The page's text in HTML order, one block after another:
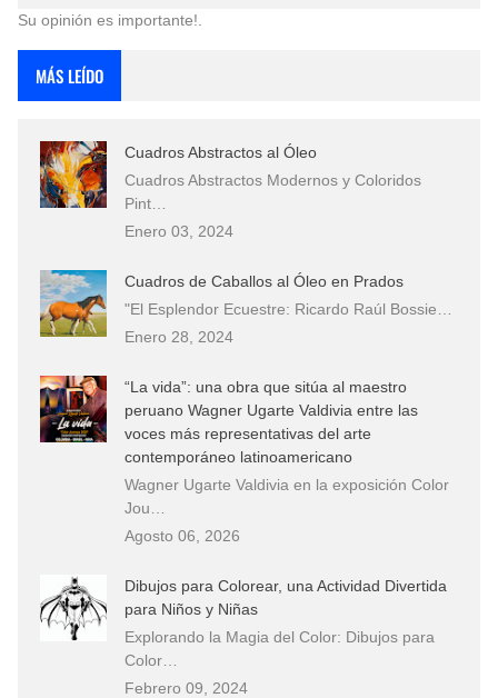
Su opinión es importante!.
MÁS LEÍDO
Cuadros Abstractos al Óleo
Cuadros Abstractos Modernos y Coloridos
Pint…
Enero 03, 2024
Cuadros de Caballos al Óleo en Prados
"El Esplendor Ecuestre: Ricardo Raúl Bossie…
Enero 28, 2024
“La vida”: una obra que sitúa al maestro
peruano Wagner Ugarte Valdivia entre las
voces más representativas del arte
contemporáneo latinoamericano
Wagner Ugarte Valdivia en la exposición Color
Jou…
Agosto 06, 2026
Dibujos para Colorear, una Actividad Divertida
para Niños y Niñas
Explorando la Magia del Color: Dibujos para
Color…
Febrero 09, 2024